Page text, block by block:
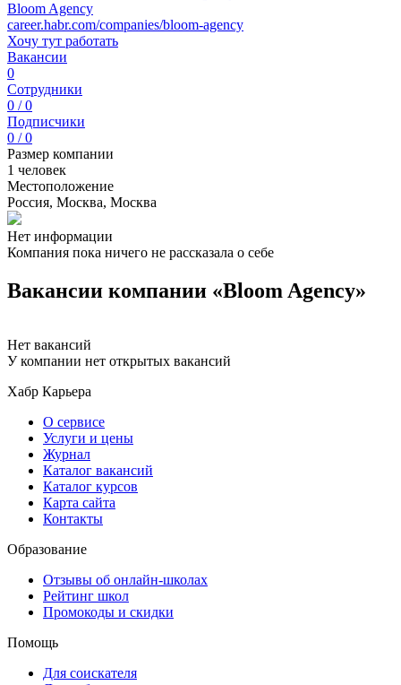
Bloom Agency
career.habr.com/companies/bloom-agency
Хочу тут работать
Вакансии
0
Сотрудники
0 / 0
Подписчики
0 / 0
Размер компании
1 человек
Местоположение
Россия, Москва, Москва
Нет информации
Компания пока ничего не рассказала о себе
Вакансии компании «Bloom Agency»
Нет вакансий
У компании нет открытых вакансий
Хабр Карьера
О сервисе
Услуги и цены
Журнал
Каталог вакансий
Каталог курсов
Карта сайта
Контакты
Образование
Отзывы об онлайн-школах
Рейтинг школ
Промокоды и скидки
Помощь
Для соискателя